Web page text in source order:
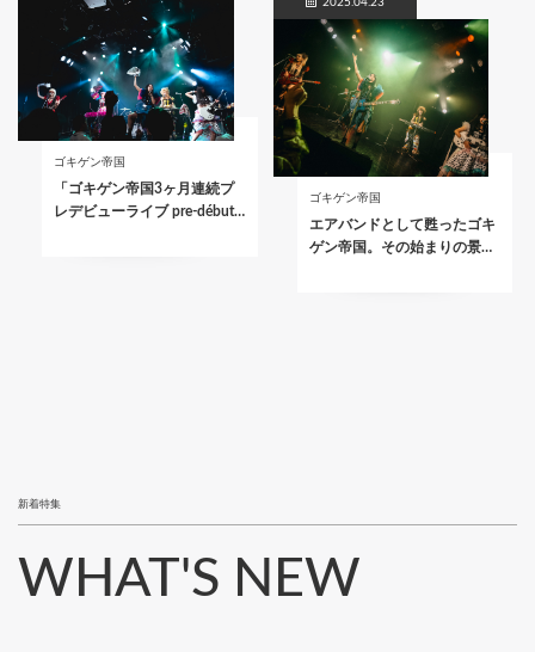
ゴキゲン帝国
「ゴキゲン帝国3ヶ月連続プ
レデビューライブ pre-début…
ゴキゲン帝国
エアバンドとして甦ったゴキ
ゲン帝国。その始まりの景…
新着特集
WHAT'S NEW